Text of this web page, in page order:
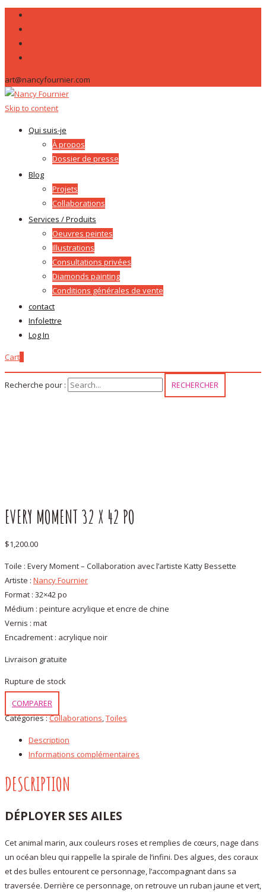
art@nancyfournier.com
Skip to content
Qui suis-je
À propos
Dossier de presse
Blog
Projets
Collaborations
Services / Produits
Oeuvres peintes
Illustrations
Consultations privées
Diamonds painting
Conditions générales de vente
contact
Infolettre
Log In
Cart
Recherche pour :
EVERY MOMENT 32 X 42 PO
$1,200.00
Toile : Every Moment – Collaboration avec l’artiste Katty Bessette
Artiste : Nancy Fournier
Format : 32×42 po
Médium : peinture acrylique et encre de chine
Vernis : mat
Encadrement : acrylique noir
Livraison gratuite
Rupture de stock
COMPARER
Catégories :Collaborations,Toiles
Description
Informations complémentaires
DESCRIPTION
DÉPLOYER SES AILES
Cet animal marin, aux couleurs roses et remplies de cœurs, nage dans
un océan bleu qui rappelle la spirale de l’infini. Des algues, des coraux
et des bulles entourent ce personnage, l’accompagnant dans sa
traversée. Derrière ce personnage, on retrouve un ruban jaune et vert,